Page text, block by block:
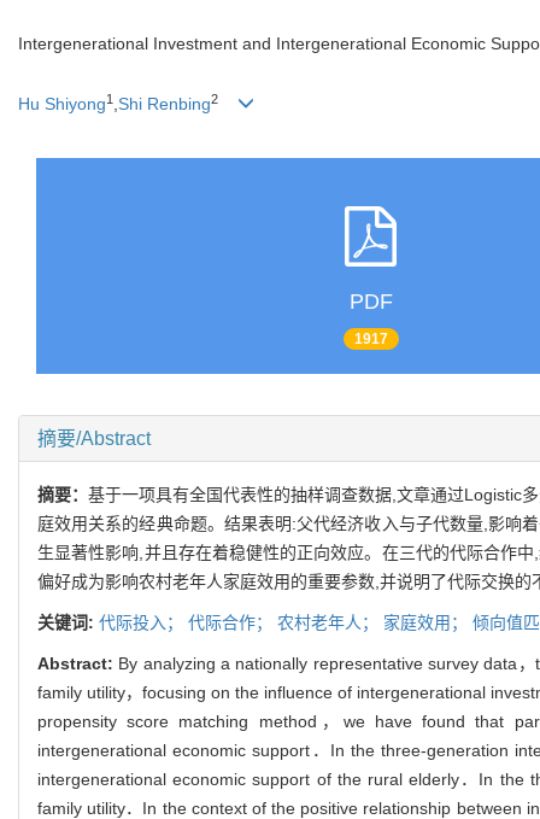
Intergenerational Investment and Intergenerational Economic
Hu Shiyong1 Shi Renbing2
PDF
1917
摘要/Abstract
摘要： 基于一项具有全国代表性的抽样调查数据,文章通过Logistic
庭效用关系的经典命题。结果表明:父代经济收入与子代数量,影响
生显著性影响,并且存在着稳健性的正向效应。在三代的代际合作
偏好成为影响农村老年人家庭效用的重要参数,并说明了代际交换
关键词: 代际投入； 代际合作； 农村老年人； 家庭效用； 倾向值
Abstract: By analyzing a nationally representative survey data
family utility，focusing on the influence of intergenerational
propensity score matching method，we have found that
intergenerational economic support．In the three-generation
intergenerational economic support of the rural elderly．In the
family utility．In the context of the positive relationship between